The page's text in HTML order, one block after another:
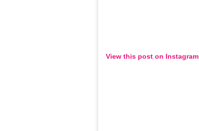
View this post on Instagram